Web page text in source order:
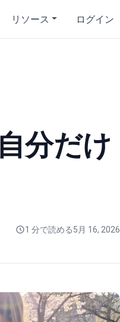
リソース ログイン
分だけ
1 分で読める5月 16, 2026